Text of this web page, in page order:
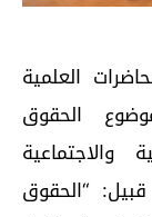
العلمية
الحقوق
والاجتماعية
“الحقوق